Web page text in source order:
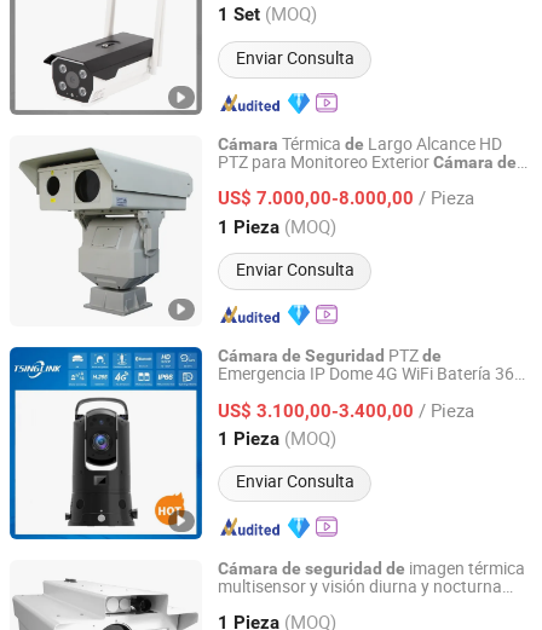
1 Set (MOQ)
Enviar Consulta
Anhui, China Desde 2018
Cámara Térmica de Largo Alcance HD
PTZ para Monitoreo ExteriorCámara de
US$ 7.000,00-8.000,00 / Pieza
1 Pieza (MOQ)
Enviar Consulta
Jinan Hope Wish Photoelectronic Technology Co., Ltd.
Shandong, China Desde 2015
Cámara de Seguridad PTZde
Emergencia IP Dome 4G WiFi Batería 360
Super Starlight Lpr Reconocimiento Facial
US$ 3.100,00-3.400,00 / Pieza
1 Pieza (MOQ)
Enviar Consulta
Anhui Tsinglink Information Technology Co., Ltd.
Anhui, China Desde 2018
Cámara de seguridad de imagen térmica
multisensor y visión diurna y nocturna
1 Pieza (MOQ)
Shandong Sheenrun Optics & Electronics Co., Ltd.